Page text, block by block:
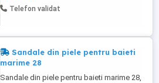
Telefon validat
Sandale din piele pentru baieti
marime 28
Sandale din piele pentru baieti marime 28,